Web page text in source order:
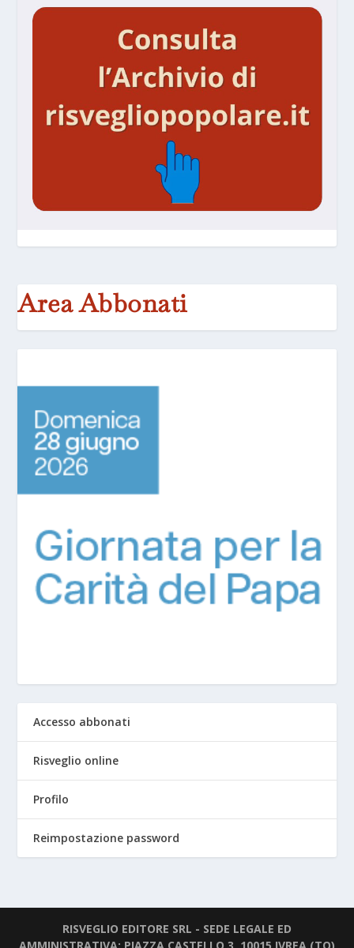
Area Abbonati
Accesso abbonati
Risveglio online
Profilo
Reimpostazione password
RISVEGLIO EDITORE SRL - SEDE LEGALE ED